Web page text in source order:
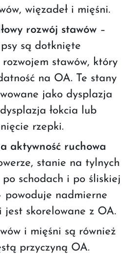
więzadeł i mięśni.
rozwój stawów –
są dotknięte
rozwojem stawów, który
na OA. Te stany
jako dysplazja
łokcia lub
rzepki.
aktywność ruchowa
stanie na tylnych
schodach i po śliskiej
powoduje nadmierne
jest skorelowane z OA.
i mięśni są również
przyczyną OA.